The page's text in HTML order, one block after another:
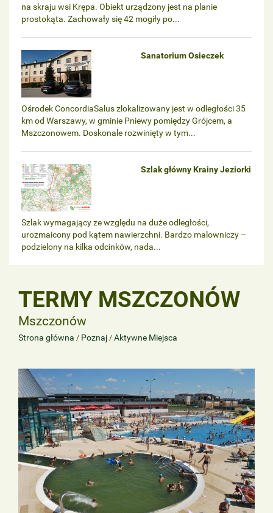
na skraju wsi Krępa. Obiekt urządzony jest na planie
prostokąta. Zachowały się 42 mogiły po...
Sanatorium Osieczek
Ośrodek ConcordiaSalus zlokalizowany jest w odległości 35
km od Warszawy, w gminie Pniewy pomiędzy Grójcem, a
Mszczonowem. Doskonale rozwinięty w tym...
Szlak główny Krainy Jeziorki
Szlak wymagający ze względu na duże odległości,
urozmaicony pod kątem nawierzchni. Bardzo malowniczy –
podzielony na kilka odcinków, nada...
TERMY MSZCZONÓW
Mszczonów
Strona główna / Poznaj / Aktywne Miejsca